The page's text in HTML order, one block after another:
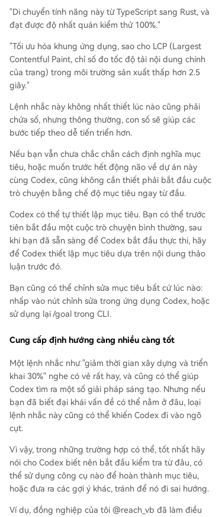
"Di chuyển tính năng này từ TypeScript sang Rust, và
đạt được độ nhất quán kiểm thử 100%."
"Tối ưu hóa khung ứng dụng, sao cho LCP (Largest
Contentful Paint, chỉ số đo tốc độ tải nội dung chính
của trang) trong môi trường sản xuất thấp hơn 2.5
giây."
Lệnh nhắc này không nhất thiết lúc nào cũng phải
chứa số, nhưng thông thường, con số sẽ giúp các
bước tiếp theo dễ tiến triển hơn.
Nếu bạn vẫn chưa chắc chắn cách định nghĩa mục
tiêu, hoặc muốn trước hết động não về dự án này
cùng Codex, cũng không cần thiết phải bắt đầu cuộc
trò chuyện bằng chế độ mục tiêu ngay từ đầu.
Codex có thể tự thiết lập mục tiêu. Bạn có thể trước
tiên bắt đầu một cuộc trò chuyện bình thường, sau
khi bạn đã sẵn sàng để Codex bắt đầu thực thi, hãy
để Codex thiết lập mục tiêu dựa trên nội dung thảo
luận trước đó.
Bạn cũng có thể chỉnh sửa mục tiêu bất cứ lúc nào:
nhấp vào nút chỉnh sửa trong ứng dụng Codex, hoặc
sử dụng lại /goal trong CLI.
Cung cấp định hướng càng nhiều càng tốt
Một lệnh nhắc như "giảm thời gian xây dựng và triển
khai 30%" nghe có vẻ rất hay, và cũng có thể giúp
Codex tìm ra một số giải pháp sáng tạo. Nhưng nếu
bạn đã biết đại khái vấn đề có thể nằm ở đâu, loại
lệnh nhắc này cũng có thể khiến Codex đi vào ngõ
cụt.
Vì vậy, trong những trường hợp có thể, tốt nhất hãy
nói cho Codex biết nên bắt đầu kiểm tra từ đâu, có
thể sử dụng công cụ nào để hoàn thành mục tiêu,
hoặc đưa ra các gợi ý khác, tránh để nó đi sai hướng.
Ví dụ, đồng nghiệp của tôi @reach_vb đã làm điều